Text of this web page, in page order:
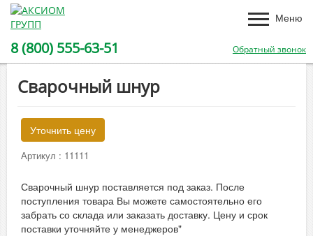
Меню
8 (800) 555-63-51 Обратный звонок
Сварочный шнур
Уточнить цену
Артикул : 11111
Сварочный шнур поставляется под заказ. После
поступления товара Вы можете самостоятельно его
забрать со склада или заказать доставку. Цену и срок
поставки уточняйте у менеджеров"